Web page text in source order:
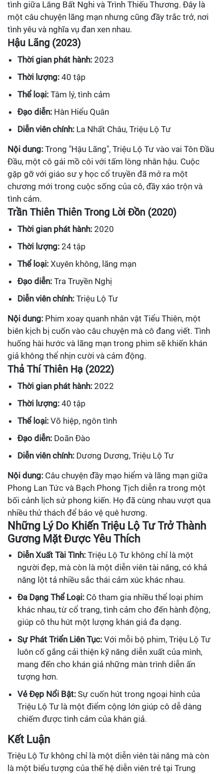
tình giữa Lăng Bất Nghi và Trình Thiếu Thương. Đây là
một câu chuyện lãng mạn nhưng cũng đầy trắc trở, nơi
tình yêu và nghĩa vụ đan xen nhau.
Hậu Lãng (2023)
Thời gian phát hành: 2023
Thời lượng: 40 tập
Thể loại: Tâm lý, tình cảm
Đạo diễn: Hàn Hiểu Quân
Diễn viên chính: La Nhất Châu, Triệu Lộ Tư
Nội dung: Trong "Hậu Lãng", Triệu Lộ Tư vào vai Tôn Đầu
Đầu, một cô gái mồ côi với tấm lòng nhân hậu. Cuộc
gặp gỡ với giáo sư y học cổ truyền đã mở ra một
chương mới trong cuộc sống của cô, đầy xáo trộn và
tình cảm.
Trần Thiên Thiên Trong Lời Đồn (2020)
Thời gian phát hành: 2020
Thời lượng: 24 tập
Thể loại: Xuyên không, lãng mạn
Đạo diễn: Tra Truyền Nghị
Diễn viên chính: Triệu Lộ Tư
Nội dung: Phim xoay quanh nhân vật Tiểu Thiên, một
biên kịch bị cuốn vào câu chuyện mà cô đang viết. Tình
huống hài hước và lãng mạn trong phim sẽ khiến khán
giả không thể nhịn cười và cảm động.
Thả Thí Thiên Hạ (2022)
Thời gian phát hành: 2022
Thời lượng: 40 tập
Thể loại: Võ hiệp, ngôn tình
Đạo diễn: Doãn Đào
Diễn viên chính: Dương Dương, Triệu Lộ Tư
Nội dung: Câu chuyện đầy mạo hiểm và lãng mạn giữa
Phong Lan Tức và Bạch Phong Tịch diễn ra trong một
bối cảnh lịch sử phong kiến. Họ đã cùng nhau vượt qua
nhiều thử thách để bảo vệ quê hương.
Những Lý Do Khiến Triệu Lộ Tư Trở Thành
Gương Mặt Được Yêu Thích
Diễn Xuất Tài Tình: Triệu Lộ Tư không chỉ là một
người đẹp, mà còn là một diễn viên tài năng, có khả
năng lột tả nhiều sắc thái cảm xúc khác nhau.
Đa Dạng Thể Loại: Cô tham gia nhiều thể loại phim
khác nhau, từ cổ trang, tình cảm cho đến hành động,
giúp cô thu hút một lượng khán giả đa dạng.
Sự Phát Triển Liên Tục: Với mỗi bộ phim, Triệu Lộ Tư
luôn cố gắng cải thiện kỹ năng diễn xuất của mình,
mang đến cho khán giả những màn trình diễn ấn
tượng hơn.
Vẻ Đẹp Nổi Bật: Sự cuốn hút trong ngoại hình của
Triệu Lộ Tư là một điểm cộng lớn giúp cô dễ dàng
chiếm được tình cảm của khán giả.
Kết Luận
Triệu Lộ Tư không chỉ là một diễn viên tài năng mà còn
là một biểu tượng của thế hệ diễn viên trẻ tại Trung